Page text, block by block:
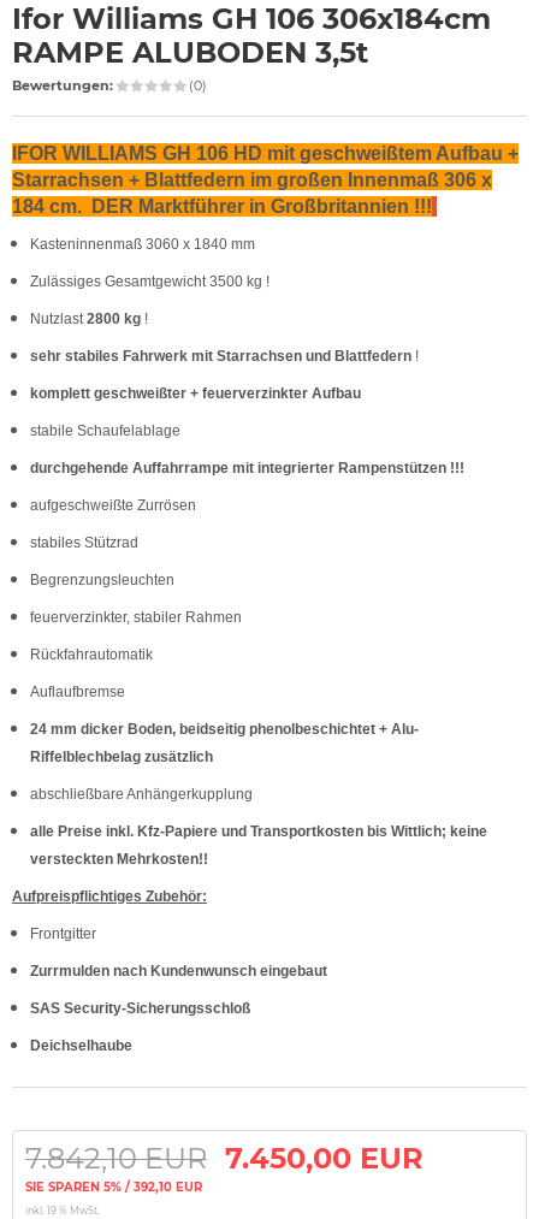
Ifor Williams GH 106 306x184cm
RAMPE ALUBODEN 3,5t
Bewertungen: (0)
IFOR WILLIAMS GH 106 HD mit geschweißtem Aufbau +
Starrachsen + Blattfedern im großen Innenmaß 306 x
184 cm. DER Marktführer in Großbritannien !!!
Kasteninnenmaß 3060 x 1840 mm
Zulässiges Gesamtgewicht 3500 kg !
Nutzlast2800 kg !
sehr stabiles Fahrwerk mit Starrachsen und Blattfedern !
komplett geschweißter + feuerverzinkter Aufbau
stabile Schaufelablage
durchgehende Auffahrrampe mit integrierter Rampenstützen !!!
aufgeschweißte Zurrösen
stabiles Stützrad
Begrenzungsleuchten
feuerverzinkter, stabiler Rahmen
Rückfahrautomatik
Auflaufbremse
24 mm dicker Boden, beidseitig phenolbeschichtet + Alu-
Riffelblechbelag zusätzlich
abschließbare Anhängerkupplung
alle Preise inkl. Kfz-Papiere und Transportkosten bis Wittlich; keine
versteckten Mehrkosten!!
Aufpreispflichtiges Zubehör:
Frontgitter
Zurrmulden nach Kundenwunsch eingebaut
SAS Security-Sicherungsschloß
Deichselhaube
7.842,10 EUR 7.450,00 EUR
SIE SPAREN 5% / 392,10 EUR
inkl. 19 % MwSt.